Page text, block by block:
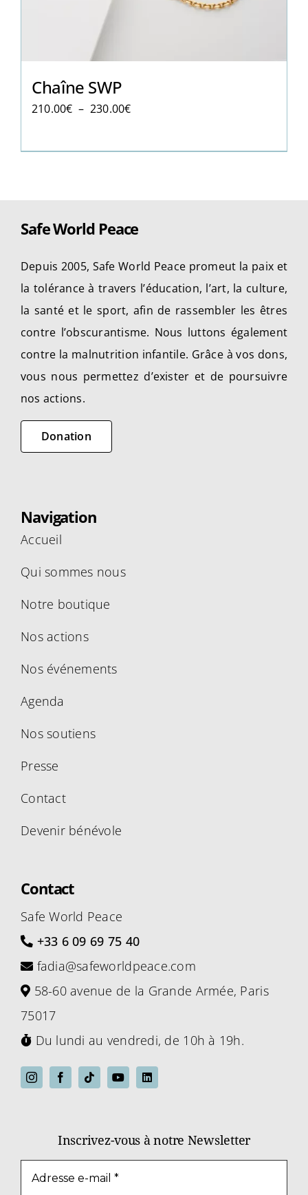
Chaîne SWP
210.00€ – 230.00€Plage
Safe World Peace
Depuis 2005, Safe World Peace promeut la paix et
la tolérance à travers l’éducation, l’art, la culture,
la santé et le sport, afin de rassembler les êtres
contre l’obscurantisme. Nous luttons également
contre la malnutrition infantile. Grâce à vos dons,
vous nous permettez d’exister et de poursuivre
nos actions.
Donation
Navigation
Accueil
Qui sommes nous
Notre boutique
Nos actions
Nos événements
Agenda
Nos soutiens
Presse
Contact
Devenir bénévole
Contact
Safe World Peace
+33 6 09 69 75 40
fadia@safeworldpeace.com
58-60 avenue de la Grande Armée, Paris
75017
Du lundi au vendredi, de 10h à 19h.
Inscrivez-vous à notre Newsletter